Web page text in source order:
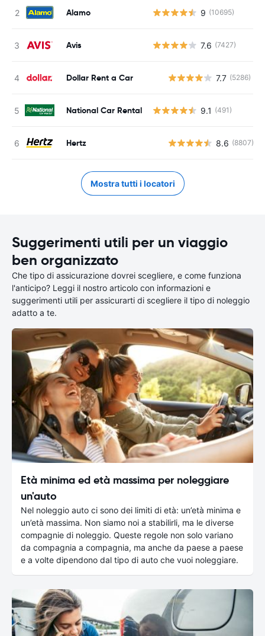
Alamo 9 (10695)
Avis 7.6 (7427)
Dollar Rent a Car 7.7 (5286)
National Car Rental 9.1 (491)
Hertz 8.6 (8807)
Mostra tutti i locatori
Suggerimenti utili per un viaggio
ben organizzato
Che tipo di assicurazione dovrei scegliere, e come funziona
l'anticipo? Leggi il nostro articolo con informazioni e
suggerimenti utili per assicurarti di scegliere il tipo di noleggio
adatto a te.
Età minima ed età massima per noleggiare
un'auto
Nel noleggio auto ci sono dei limiti di età: un’età minima e
un’età massima. Non siamo noi a stabilirli, ma le diverse
compagnie di noleggio. Queste regole non solo variano
da compagnia a compagnia, ma anche da paese a paese
e a volte dipendono dal tipo di auto che vuoi noleggiare.